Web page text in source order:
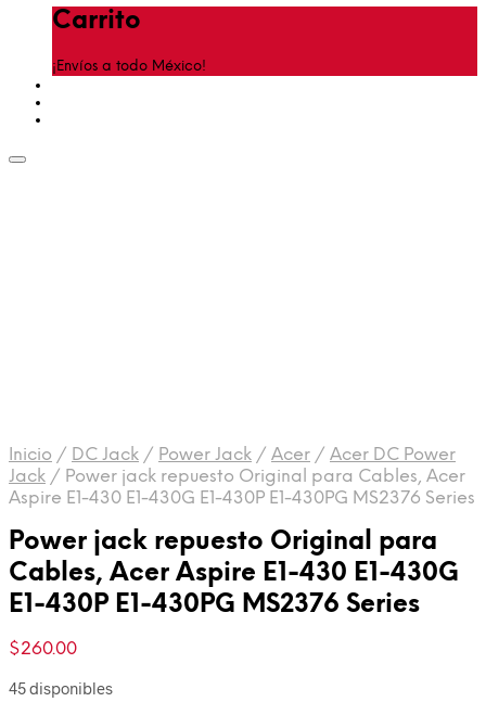
Carrito
¡Envíos a todo México!
Inicio / DC Jack / Power Jack / Acer / Acer DC Power
Jack / Power jack repuesto Original para Cables, Acer
Aspire E1-430 E1-430G E1-430P E1-430PG MS2376 Series
Power jack repuesto Original para
Cables, Acer Aspire E1-430 E1-430G
E1-430P E1-430PG MS2376 Series
$260.00
45 disponibles